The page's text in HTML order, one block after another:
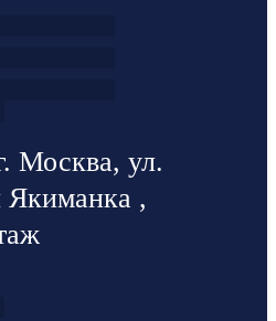
Москва, ул.
,